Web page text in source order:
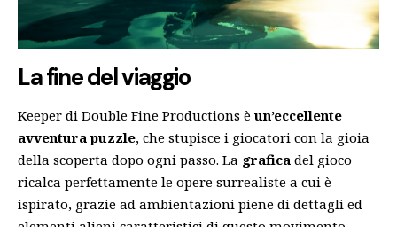
La fine del viaggio
Keeper di Double Fine Productions è un’eccellente
avventura puzzle, che stupisce i giocatori con la gioia
della scoperta dopo ogni passo. La grafica del gioco
ricalca perfettamente le opere surrealiste a cui è
ispirato, grazie ad ambientazioni piene di dettagli ed